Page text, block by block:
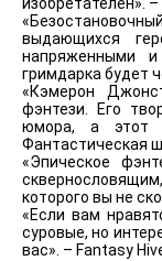
выдающихся
напряженными и
гримдарка будет
«Кэмерон
фэнтези. Его
юмора, а этот
Фантастическая
«Эпическое
которого вы не
«Если вам
суровые, но
вас». – Fantasy